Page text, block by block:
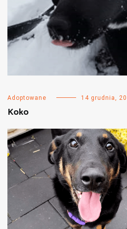
Adoptowane 14 grudnia,
Koko